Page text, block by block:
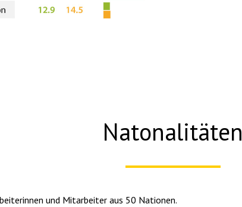
Natonalitäten
und Mitarbeiter aus 50 Nationen.